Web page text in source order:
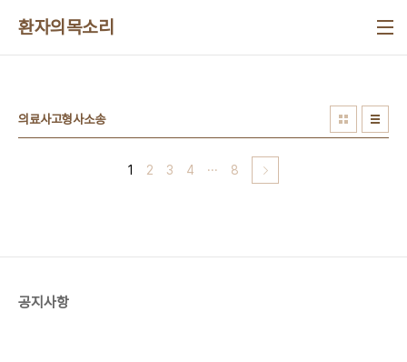
환자의목소리
의료사고형사소송
1 2 3 4 ··· 8
공지사항